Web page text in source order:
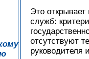
Это
служб:
отсутствуют
руководителя